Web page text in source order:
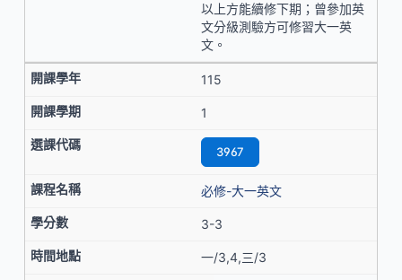
以上方能續修下期；曾參加英
文分級測驗方可修習大一英
文。
115
1
3967
必修-大一英文
3-3
一/3,4,三/3